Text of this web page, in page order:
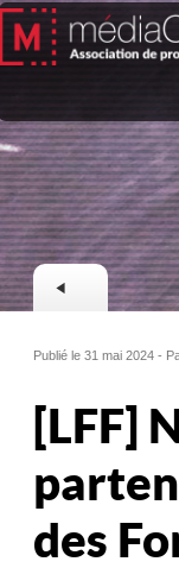
Publié le 31 mai 2024 -
[LFF]
des